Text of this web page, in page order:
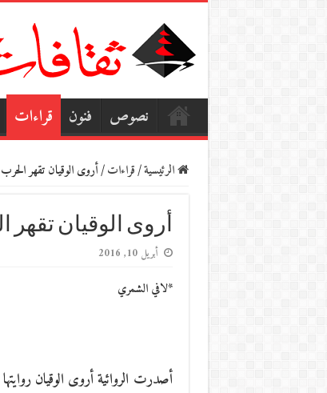
نصوص فنون قراءات
الرئيسية/قراءات/أروى الوقيان تقهر
أروى الوقيان
أبريل 10, 2016
*لافي الشمري
أصدرت الروائية أروى الوقيان